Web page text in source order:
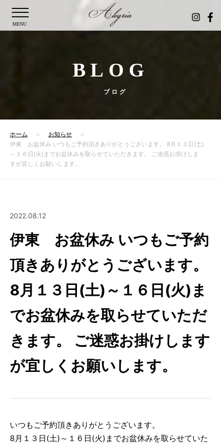
MENU
BLOG
ブログ
ホーム
お知らせ
伊東 お盆休み いつもご予約頂きありがとうございます。 8月１３日(土)
～１６日(火)までお盆休みを取らせていただきます。 ご迷惑お掛けしま
すが宜しくお願いします。
2022.08.12
伊東 お盆休み いつもご予約
頂きありがとうございます。
8月１３日(土)～１６日(火)ま
でお盆休みを取らせていただ
きます。 ご迷惑お掛けします
が宜しくお願いします。
いつもご予約頂きありがとうございます。
8月１３日(土)～１６日(火)までお盆休みを取らせていた